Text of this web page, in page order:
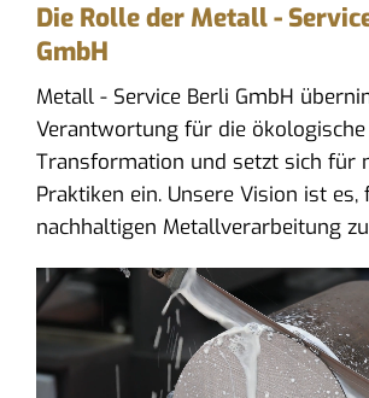
Die Rolle der Metall -
GmbH
Metall - Service Berli GmbH
Verantwortung für die ökologische
Transformation und setzt sich für
Praktiken ein. Unsere Vision ist
nachhaltigen Metallverarbeitung